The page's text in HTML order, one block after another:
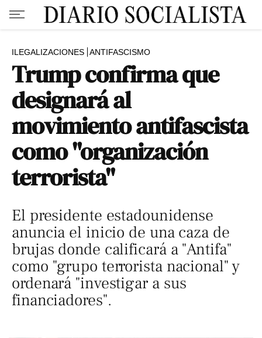
ILEGALIZACIONES ANTIFASCISMO
Trump confirma que
designará al
movimiento antifascista
como "organización
terrorista"
El presidente estadounidense
anuncia el inicio de una caza de
brujas donde calificará a "Antifa"
como "grupo terrorista nacional" y
ordenará "investigar a sus
financiadores".